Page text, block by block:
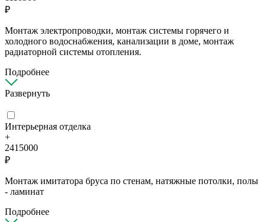
₽
Монтаж электропроводки, монтаж системы горячего и
холодного водоснабжения, канализации в доме, монтаж
радиаторной системы отопления.
Подробнее
Развернуть
Интерьерная отделка
+
2415000
₽
Монтаж имитатора бруса по стенам, натяжные потолки, полы
- ламинат
Подробнее